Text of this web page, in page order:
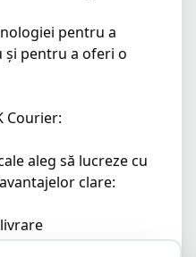
pentru a
și pentru a oferi o
Courier:
aleg să lucreze cu
clare:
finali